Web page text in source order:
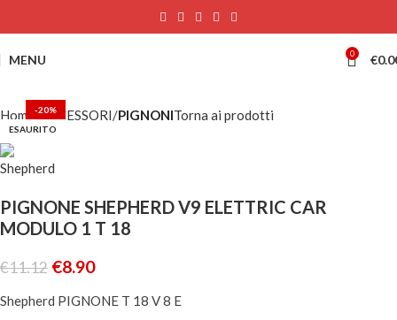
MENU 0 €
-20%
ESAURITO
Home ACCESSORI PIGNONITorna ai prodotti
PIGNONE SHEPHERD V9 ELETTRIC CAR
MODULO 1 T 18
€11.12 €8.90
Shepherd PIGNONE T 18 V 8 E